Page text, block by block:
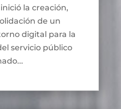
inició la creación,
de un
digital para la
servicio público